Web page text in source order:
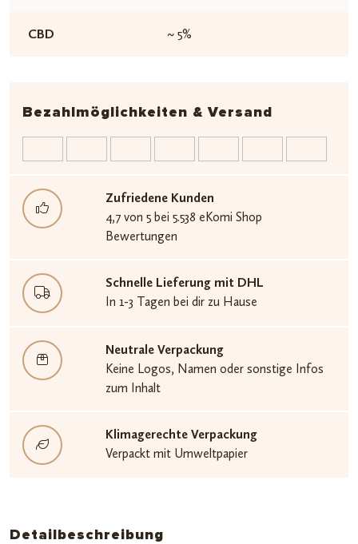
Detailbeschreibung
CBD ~ 5%
Bezahlmöglichkeiten & Versand
Zufriedene Kunden
4,7 von 5 bei 5.538 eKomi Shop
Bewertungen
Schnelle Lieferung mit DHL
In 1-3 Tagen bei dir zu Hause
Neutrale Verpackung
Keine Logos, Namen oder sonstige Infos
zum Inhalt
Klimagerechte Verpackung
Verpackt mit Umweltpapier